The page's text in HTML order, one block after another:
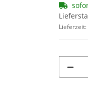
Lieferzeit: